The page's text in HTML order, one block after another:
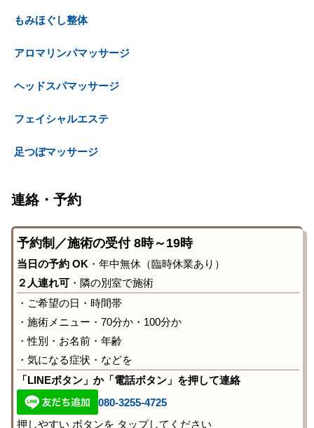
もみほぐし整体
アロマリンパマッサージ
ヘッドスパマッサージ
フェイシャルエステ
足つぼマッサージ
連絡・予約
予約制／施術の受付 8時～19時
当日の予約 OK ・年中無休（臨時休業あり）
２人連れ可 ・隣の別室で施術
・ご希望の日・時間帯
・施術メニュー・70分か・100分か
・性別・お名前・年齢
・気になる症状・などを
「LINEボタン」か「電話ボタン」を押して連絡
080-3255-4725
押しやすい ボタンを タップしてください